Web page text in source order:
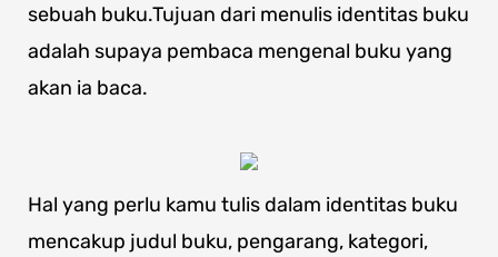
sebuah buku.Tujuan dari menulis identitas buku
adalah supaya pembaca mengenal buku yang
akan ia baca.
Hal yang perlu kamu tulis dalam identitas buku
mencakup judul buku, pengarang, kategori,